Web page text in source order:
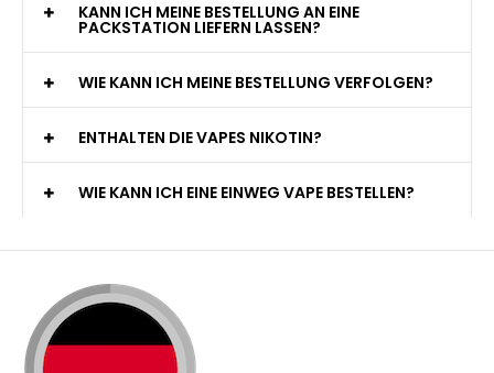
KANN ICH MEINE BESTELLUNG AN EINE
PACKSTATION LIEFERN LASSEN?
WIE KANN ICH MEINE BESTELLUNG VERFOLGEN?
ENTHALTEN DIE VAPES NIKOTIN?
WIE KANN ICH EINE EINWEG VAPE BESTELLEN?